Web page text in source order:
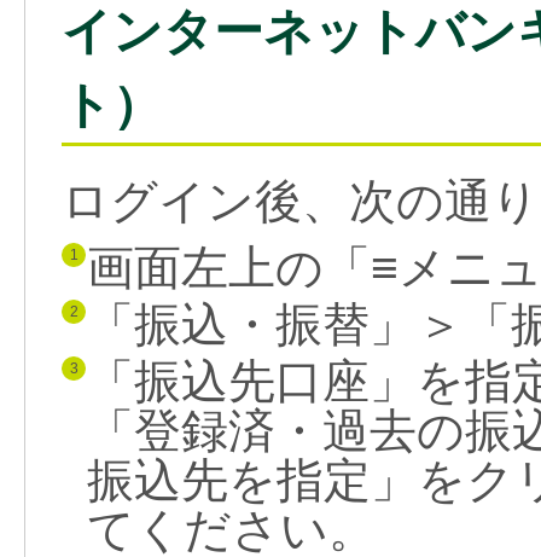
インターネットバン
ト）
ログイン後、次の通
1 画面左上の「≡メニ
2 「振込・振替」＞
3
「振込先口座」を指
「登録済・過去の
振込先を指定」をク
てください。